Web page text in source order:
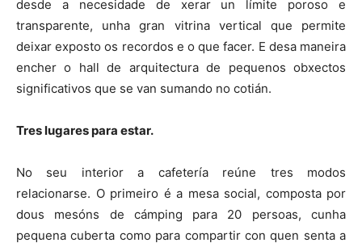
desde a necesidade de xerar un límite poroso e
transparente, unha gran vitrina vertical que permite
deixar exposto os recordos e o que facer. E desa maneira
encher o hall de arquitectura de pequenos obxectos
significativos que se van sumando no cotián.
Tres lugares para estar.
No seu interior a cafetería reúne tres modos
relacionarse. O primeiro é a mesa social, composta por
dous mesóns de cámping para 20 persoas, cunha
pequena cuberta como para compartir con quen senta a